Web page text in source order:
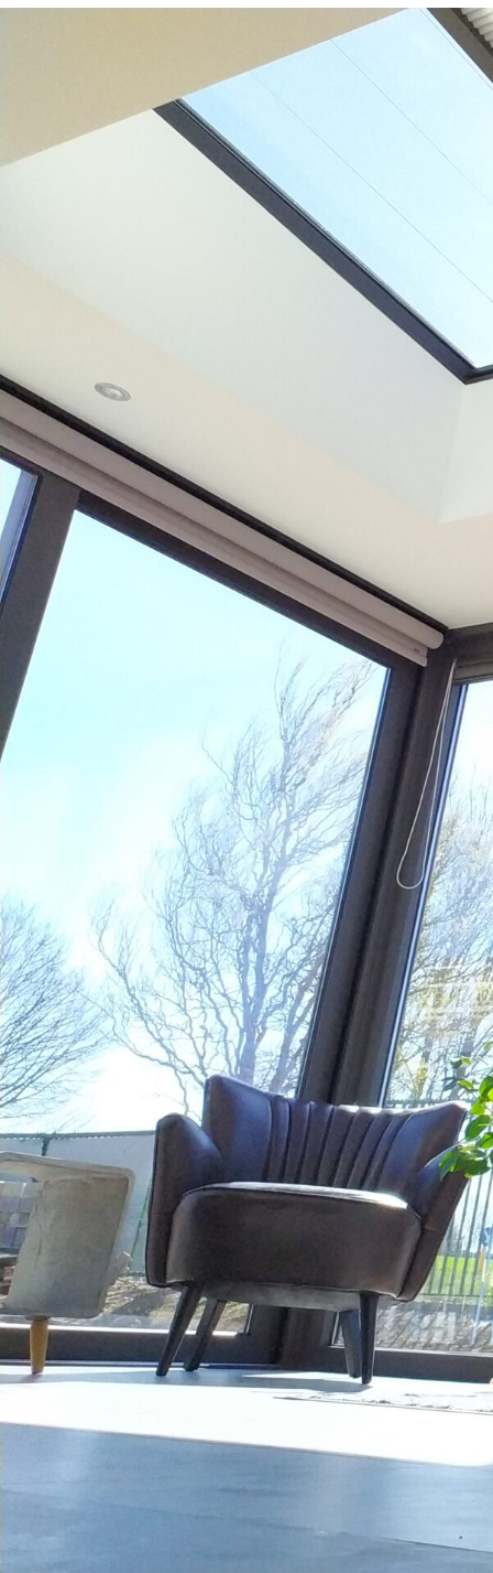
AIMÉ ?
Confiez nous votre
Une entreprise régionale, c’est la
garantie d’un juste prix, de la
fiabilité de la main d’oeuvre locale
et de services compétents.
NOUS CONTACTER